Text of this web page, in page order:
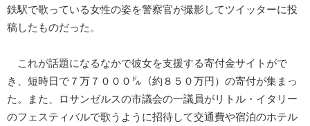
鉄駅で歌っている女性の姿を警察官が撮影してツイッターに投
稿したものだった。
これが話題になるなかで彼女を支援する寄付金サイトがで
き、短時日で７万７０００㌦（約８５０万円）の寄付が集まっ
た。また、ロサンゼルスの市議会の一議員がリトル・イタリー
のフェスティバルで歌うように招待して交通費や宿泊のホテル